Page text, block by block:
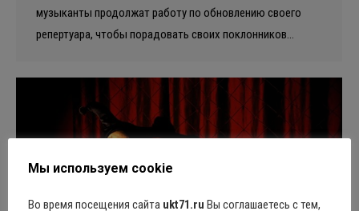
музыканты продолжат работу по обновлению своего
репертуара, чтобы порадовать своих поклонников…
Мы используем cookie
Во время посещения сайта ukt71.ru Вы соглашаетесь с тем,